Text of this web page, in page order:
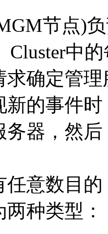
节点)
Cluster中
求确定管
新的事件
器，然
任意数目
种类型：